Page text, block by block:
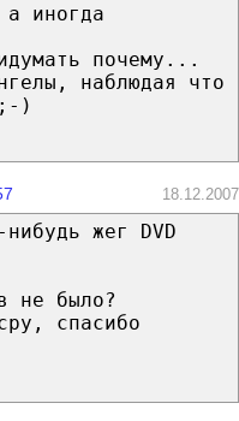
иногда
почему...
наблюдая что
;-)
18.12.2007
жег DVD
не было?
спасибо